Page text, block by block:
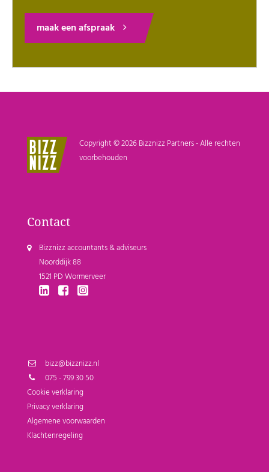
maak een afspraak
Copyright © 2026 Bizznizz Partners - Alle rechten
voorbehouden
Contact
Bizznizz accountants & adviseurs
Noorddijk 88
1521 PD Wormerveer
bizz@bizznizz.nl
075 - 799 30 50
Cookie verklaring
Privacy verklaring
Algemene voorwaarden
Klachtenregeling